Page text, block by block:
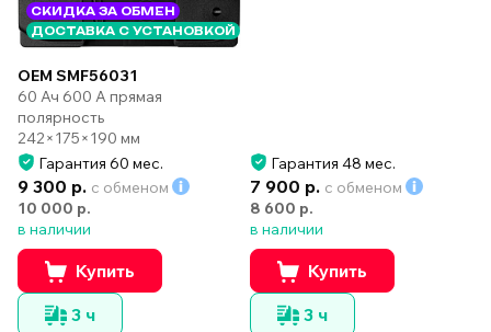
СКИДКА ЗА ОБМЕН
ДОСТАВКА С УСТАНОВКОЙ
OEM SMF56031
60 Ач 600 А прямая
полярность
242×175×190 мм
Гарантия 60 мес.
9 300 р. с обменом
10 000 р.
в наличии
Купить
3 ч
Гарантия 48 мес.
7 900 р. с обменом
8 600 р.
в наличии
Купить
3 ч